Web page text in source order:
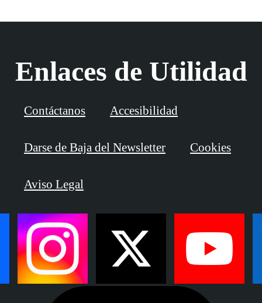
Enlaces de Utilidad
Contáctanos Accesibilidad
Darse de Baja del Newsletter Cookies
Aviso Legal